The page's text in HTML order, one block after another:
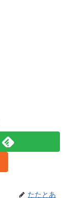
たたとあ